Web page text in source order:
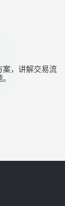
，讲解交易流